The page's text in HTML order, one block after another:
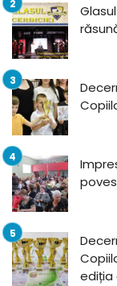
ediția